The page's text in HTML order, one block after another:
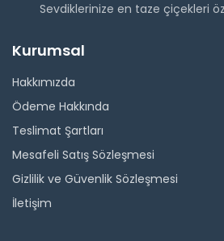
Sevdiklerinize en taze çiçekleri
Kurumsal
Hakkımızda
Ödeme Hakkında
Teslimat Şartları
Mesafeli Satış Sözleşmesi
Gizlilik ve Güvenlik Sözleşmesi
İletişim